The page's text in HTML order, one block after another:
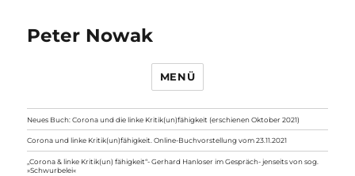
Peter Nowak
MENÜ
Neues Buch: Corona und die linke Kritik(un)fähigkeit (erschienen Oktober 2021)
Corona und linke Kritik(un)fähigkeit. Online-Buchvorstellung vom 23.11.2021
„Corona & linke Kritik(un) fähigkeit“- Gerhard Hanloser im Gespräch- jenseits von sog.
»Schwurbelei«